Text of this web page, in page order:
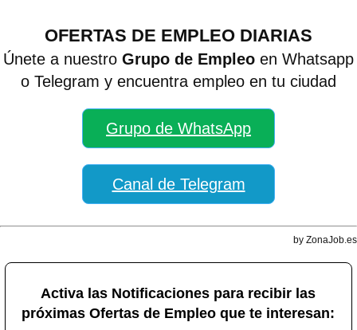
OFERTAS DE EMPLEO DIARIAS
Únete a nuestro Grupo de Empleo en Whatsapp
o Telegram y encuentra empleo en tu ciudad
Grupo de WhatsApp
Canal de Telegram
by ZonaJob.es
Activa las Notificaciones para recibir las
próximas Ofertas de Empleo que te interesan: